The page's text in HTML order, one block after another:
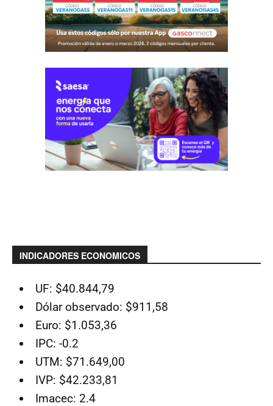
INDICADORES ECONOMICOS
UF: $40.844,79
Dólar observado: $911,58
Euro: $1.053,36
IPC: -0.2
UTM: $71.649,00
IVP: $42.233,81
Imacec: 2.4